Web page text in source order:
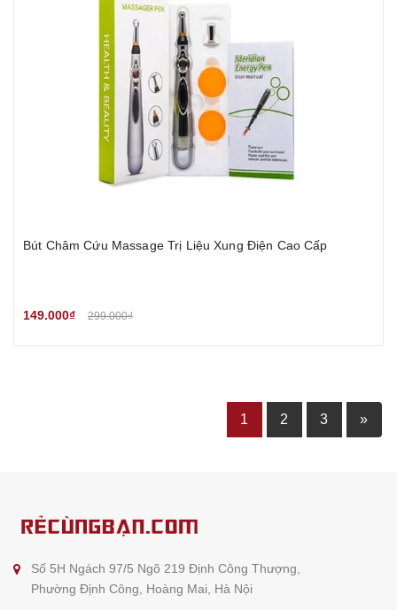
Bút Châm Cứu Massage Trị Liệu Xung Điện Cao Cấp
149.000₫ 299.000₫
1 2 3 »
Số 5H Ngách 97/5 Ngõ 219 Định Công Thượng,
Phường Định Công, Hoàng Mai, Hà Nội